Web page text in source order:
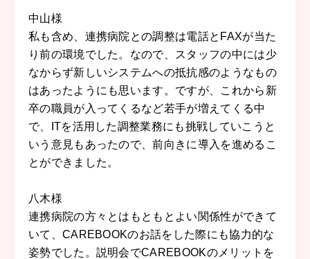
中山様
私も含め、連携病院との調整は電話とFAXが当た
り前の環境でした。なので、スタッフの中には少
なからず新しいシステムへの抵抗感のようなもの
はあったようにも思います。ですが、これから新
卒の職員が入ってくるなど若手が増えてくる中
で、ITを活用した調整業務にも挑戦していこうと
いう意見もあったので、前向きに導入を進めるこ
とができました。
八木様
連携病院の方々とはもともとよい関係性ができて
いて、CAREBOOKのお話をした際にも協力的な
姿勢でした。説明会でCAREBOOKのメリットを